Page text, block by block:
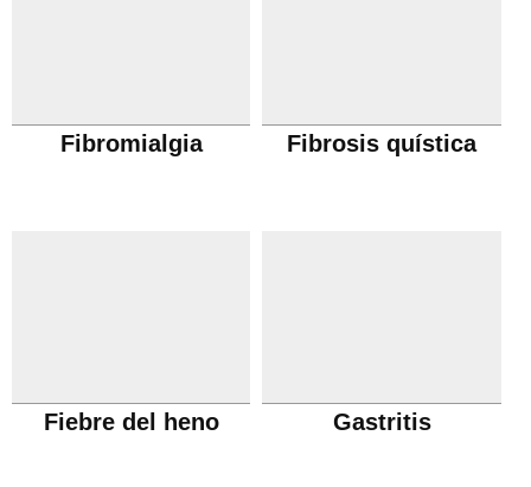
Fibromialgia Fibrosis quística
Fiebre del heno Gastritis